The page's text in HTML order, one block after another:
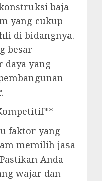
baja
yang cukup
di bidangnya.
besar
yang
faktor yang
memilih jasa
Anda
wajar dan